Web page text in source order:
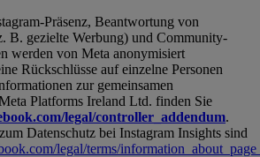
Präsenz, Beantwortung von
B. gezielte Werbung) und Community-
werden von Meta anonymisiert
Rückschlüsse auf einzelne Personen
zur gemeinsamen
Platforms Ireland Ltd. finden Sie
legal/controller_addendum.
Datenschutz bei Instagram Insights sind
legal/terms/